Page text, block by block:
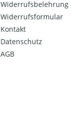
Widerrufsbelehrung
Widerrufsformular
Kontakt
Datenschutz
AGB